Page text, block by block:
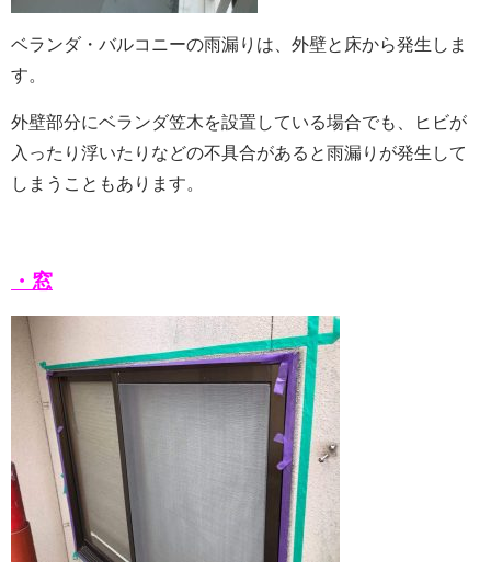
ベランダ・バルコニーの雨漏りは、外壁と床から発生しま
す。
外壁部分にベランダ笠木を設置している場合でも、ヒビが
入ったり浮いたりなどの不具合があると雨漏りが発生して
しまうこともあります。
・窓